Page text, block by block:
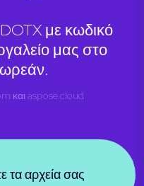
με κωδικό
μας στο
και aspose.cloud
τα αρχεία σας